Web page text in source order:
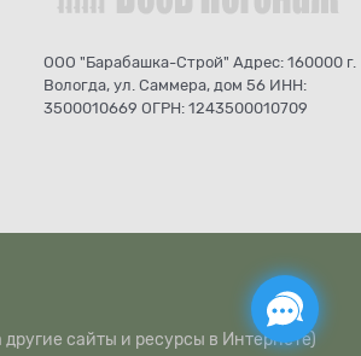
ООО "Барабашка-Строй" Адрес: 160000 г.
Вологда, ул. Саммера, дом 56 ИНН:
3500010669 ОГРН: 1243500010709
сайты и ресурсы в Интернете)